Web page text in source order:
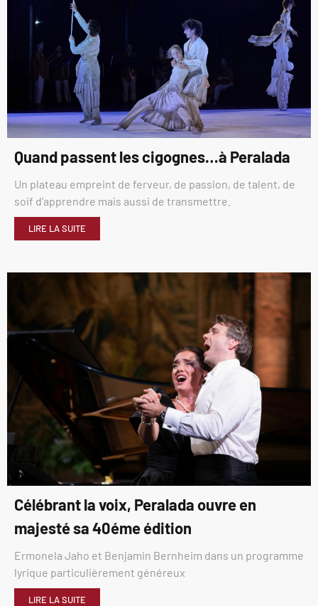
Quand passent les cigognes…à Peralada
Un plateau empreint de ferveur, de passion, de talent, de
soif d’apprendre mais aussi de transmettre.
LIRE LA SUITE
Célébrant la voix, Peralada ouvre en
majesté sa 40éme édition
Ermonela Jaho et Benjamin Bernheim dans un programme
lyrique particulièrement généreux
LIRE LA SUITE